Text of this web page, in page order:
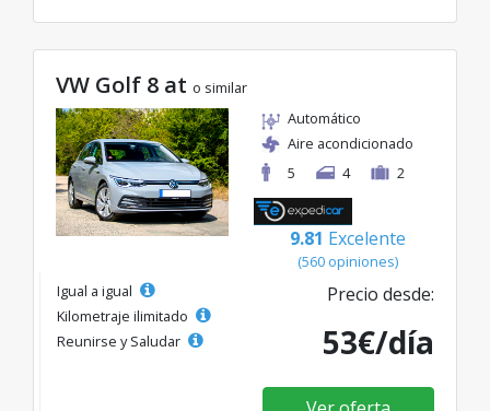
VW Golf 8 at o similar
Automático
Aire acondicionado
5
4 2
9.81 Excelente
(560 opiniones)
Igual a igual
Kilometraje ilimitado
Reunirse y Saludar
Precio desde:
53€/día